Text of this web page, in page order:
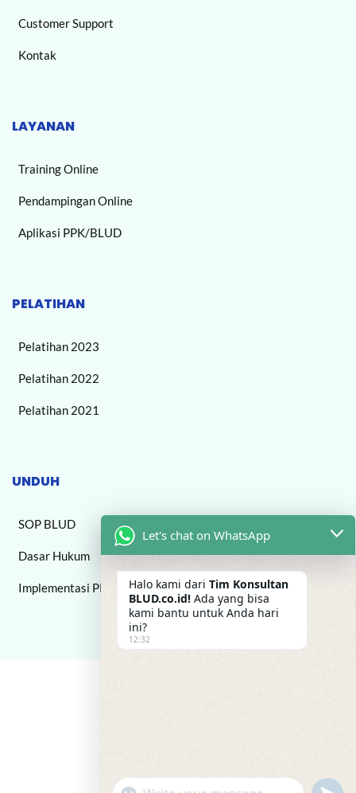
Customer Support
Kontak
LAYANAN
Training Online
Pendampingan Online
Aplikasi PPK/BLUD
PELATIHAN
Pelatihan 2023
Pelatihan 2022
Pelatihan 2021
UNDUH
SOP BLUD
Dasar Hukum
Implementasi PPK BLUD
Let's chat on WhatsApp
Halo kami dari Tim Konsultan
BLUD.co.id! Ada yang bisa
kami bantu untuk Anda hari
ini?
12:32
"+chaty_settings.lang.emoji_picker+"